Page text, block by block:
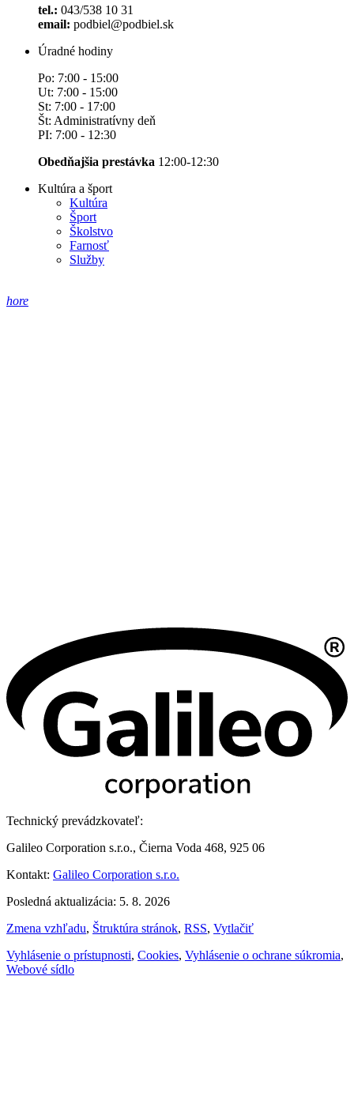
tel.: 043/538 10 31
email: podbiel@podbiel.sk
Úradné hodiny
Po: 7:00 - 15:00
Ut: 7:00 - 15:00
St: 7:00 - 17:00
Št: Administratívny deň
PI: 7:00 - 12:30
Obedňajšia prestávka 12:00-12:30
Kultúra a šport
Kultúra
Šport
Školstvo
Farnosť
Služby
hore
Technický prevádzkovateľ:
Galileo Corporation s.r.o., Čierna Voda 468, 925 06
Kontakt: Galileo Corporation s.r.o.
Posledná aktualizácia: 5. 8. 2026
Zmena vzhľadu, Štruktúra stránok, RSS, Vytlačiť
Vyhlásenie o prístupnosti, Cookies, Vyhlásenie o ochrane súkromia,
Webové sídlo